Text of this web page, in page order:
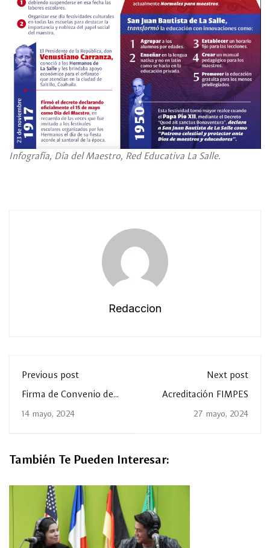
Infografía, Día del Maestro, Red Educativa La Salle.
Redaccion
Previous post
Firma de Convenio de
ISSSTE
14 mayo, 2024
Next post
Acreditación FIMPES
27 mayo, 2024
También Te Pueden Interesar: